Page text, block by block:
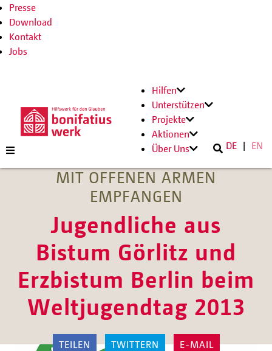
Presse
Download
Kontakt
Jobs
Hilfen
Unterstützen
Projekte
Aktionen
Über Uns
DE EN
MIT OFFENEN ARMEN
EMPFANGEN
Jugendliche aus
Bistum Görlitz und
Erzbistum Berlin beim
Weltjugendtag 2013
TEILEN TWITTERN E-MAIL